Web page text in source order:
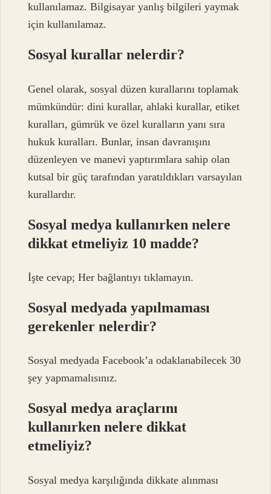
kullanılamaz. Bilgisayar yanlış bilgileri yaymak
için kullanılamaz.
Sosyal kurallar nelerdir?
Genel olarak, sosyal düzen kurallarını toplamak
mümkündür: dini kurallar, ahlaki kurallar, etiket
kuralları, gümrük ve özel kuralların yanı sıra
hukuk kuralları. Bunlar, insan davranışını
düzenleyen ve manevi yaptırımlara sahip olan
kutsal bir güç tarafından yaratıldıkları varsayılan
kurallardır.
Sosyal medya kullanırken nelere
dikkat etmeliyiz 10 madde?
İşte cevap; Her bağlantıyı tıklamayın.
Sosyal medyada yapılmaması
gerekenler nelerdir?
Sosyal medyada Facebook’a odaklanabilecek 30
şey yapmamalısınız.
Sosyal medya araçlarını
kullanırken nelere dikkat
etmeliyiz?
Sosyal medya karşılığında dikkate alınması